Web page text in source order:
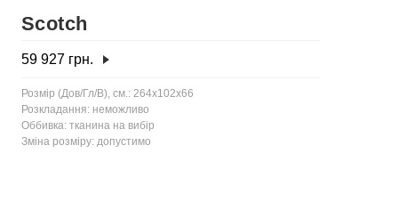
Scotch
59 927грн.
Розмір (Дов/Гл/В), см.: 264x102x66
Розкладання: неможливо
Оббивка: тканина на вибір
Зміна розміру: допустимо